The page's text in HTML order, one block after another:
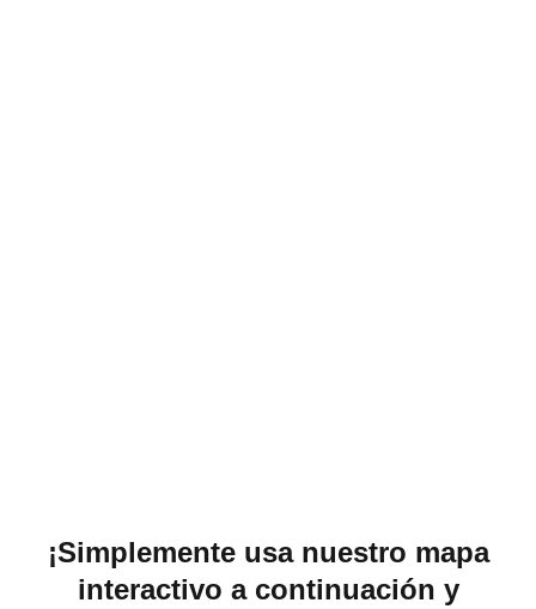
¡Simplemente usa nuestro mapa
interactivo a continuación y